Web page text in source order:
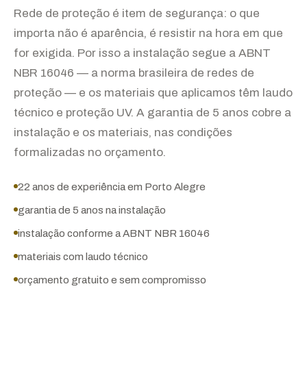
Rede de proteção é item de segurança: o que
importa não é aparência, é resistir na hora em que
for exigida. Por isso a instalação segue a ABNT
NBR 16046 — a norma brasileira de redes de
proteção — e os materiais que aplicamos têm laudo
técnico e proteção UV. A garantia de 5 anos cobre a
instalação e os materiais, nas condições
formalizadas no orçamento.
22 anos de experiência em Porto Alegre
garantia de 5 anos na instalação
instalação conforme a ABNT NBR 16046
materiais com laudo técnico
orçamento gratuito e sem compromisso